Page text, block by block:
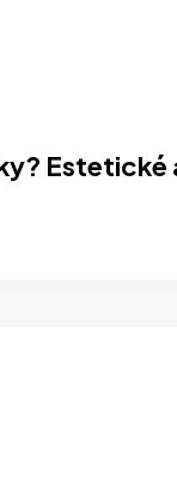
Estetické